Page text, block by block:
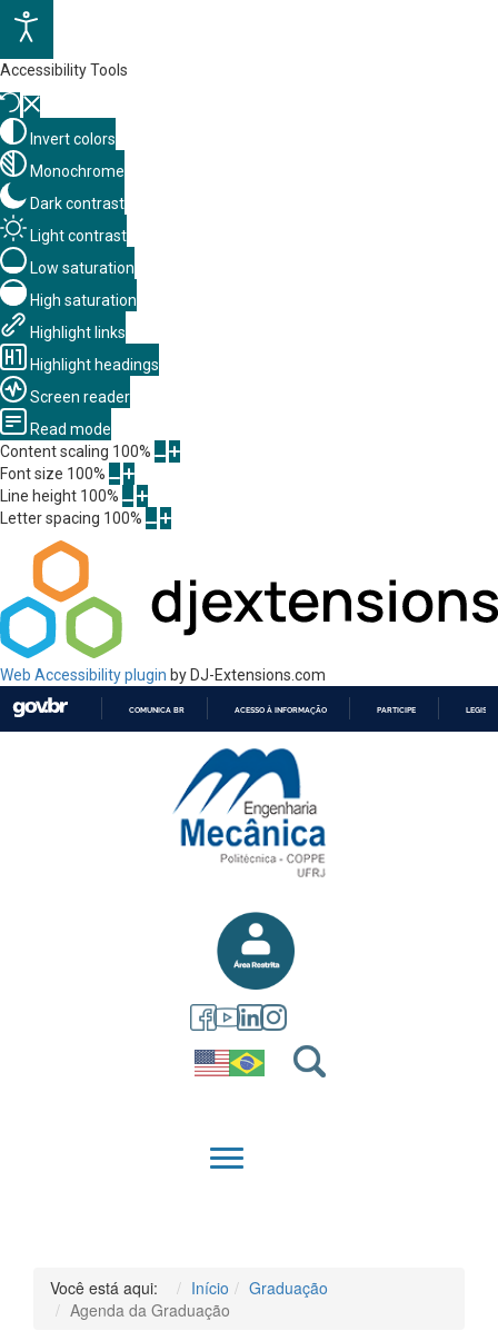
Accessibility Tools
Invert colors
Monochrome
Dark contrast
Light contrast
Low saturation
High saturation
Highlight links
Highlight headings
Screen reader
Read mode
Content scaling 100%
Font size 100%
Line height 100%
Letter spacing 100%
Web Accessibility plugin by DJ-Extensions.com
PARA
CONTEÚDO
COMUNICA BR ACESSO À INFORMAÇÃO PARTICIPE
QUEM SOMOS
Você está aqui: Início
Graduação
Agenda da Graduação